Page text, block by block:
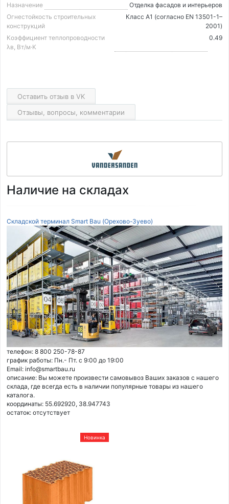
Назначение
Отделка фасадов и интерьеров
Огнестойкость строительных
конструкций
Класс А1 (согласно EN 13501-1–
2001)
Коэффициент теплопроводности
λв, Вт/м·K
0.49
Оставить отзыв в VK
Отзывы, вопросы, комментарии
Наличие на складах
Складской терминал Smart Bau (Орехово-Зуево)
телефон: 8 800 250-78-87
график работы: Пн.- Пт. с 9:00 до 19:00
Email: info@smartbau.ru
описание: Вы можете произвести самовывоз Ваших заказов с нашего
склада, где всегда есть в наличии популярные товары из нашего
каталога.
координаты: 55.692920, 38.947743
остаток: отсутствует
Новинка